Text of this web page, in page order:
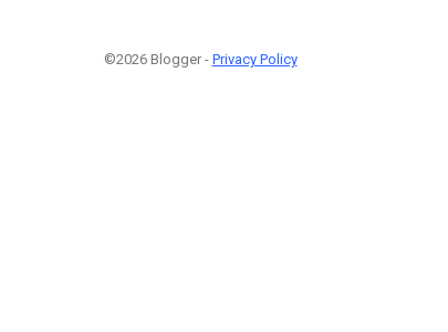
©2026 Blogger - Privacy Policy